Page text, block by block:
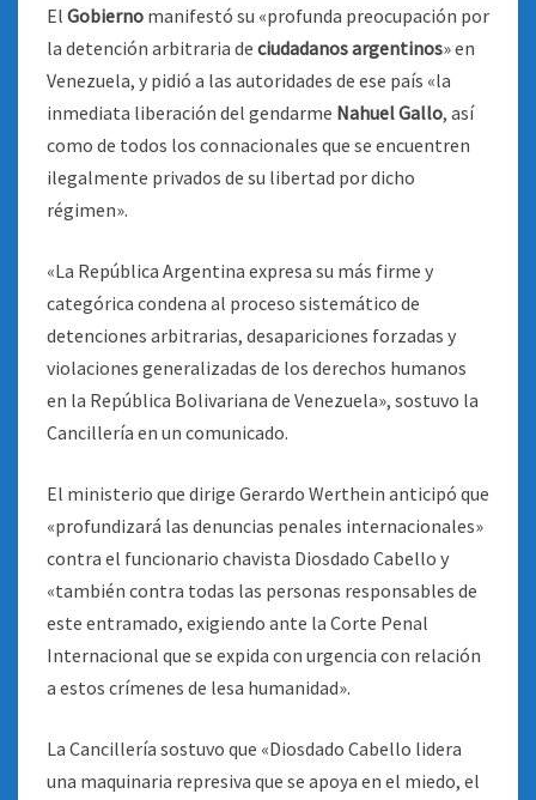
El Gobierno manifestó su «profunda preocupación por
la detención arbitraria de ciudadanos argentinos» en
Venezuela, y pidió a las autoridades de ese país «la
inmediata liberación del gendarme Nahuel Gallo, así
como de todos los connacionales que se encuentren
ilegalmente privados de su libertad por dicho
régimen».
«La República Argentina expresa su más firme y
categórica condena al proceso sistemático de
detenciones arbitrarias, desapariciones forzadas y
violaciones generalizadas de los derechos humanos
en la República Bolivariana de Venezuela», sostuvo la
Cancillería en un comunicado.
El ministerio que dirige Gerardo Werthein anticipó que
«profundizará las denuncias penales internacionales»
contra el funcionario chavista Diosdado Cabello y
«también contra todas las personas responsables de
este entramado, exigiendo ante la Corte Penal
Internacional que se expida con urgencia con relación
a estos crímenes de lesa humanidad».
La Cancillería sostuvo que «Diosdado Cabello lidera
una maquinaria represiva que se apoya en el miedo, el